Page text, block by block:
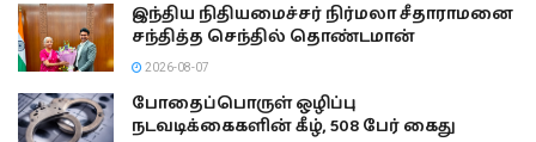
இந்திய நிதியமைச்சர் நிர்மலா சீதாராமனை
சந்தித்த செந்தில் தொண்டமான்
2026-08-07
போதைப்பொருள் ஒழிப்பு
நடவடிக்கைகளின் கீழ், 508 பேர் கைது